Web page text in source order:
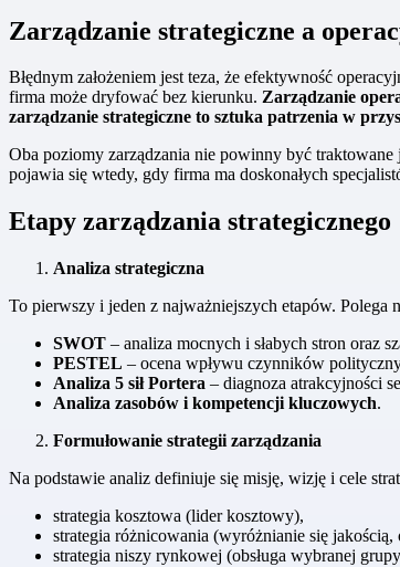
Zarządzanie strategiczne a
Błędnym założeniem jest teza, że efektywność
firma może dryfować bez kierunku. Zarządzanie
zarządzanie strategiczne to sztuka patrzenia w
Oba poziomy zarządzania nie powinny być
pojawia się wtedy, gdy firma ma doskonałych
Etapy zarządzania strategicznego
Analiza strategiczna
To pierwszy i jeden z najważniejszych etapów. Polega
SWOT – analiza mocnych i słabych stron oraz
PESTEL – ocena wpływu czynników
Analiza 5 sił Portera – diagnoza atrakcyjności
Analiza zasobów i kompetencji kluczowych.
Formułowanie strategii zarządzania
Na podstawie analiz definiuje się misję, wizję i cele
strategia kosztowa (lider kosztowy),
strategia różnicowania (wyróżnianie się jakością,
strategia niszy rynkowej (obsługa wybranej